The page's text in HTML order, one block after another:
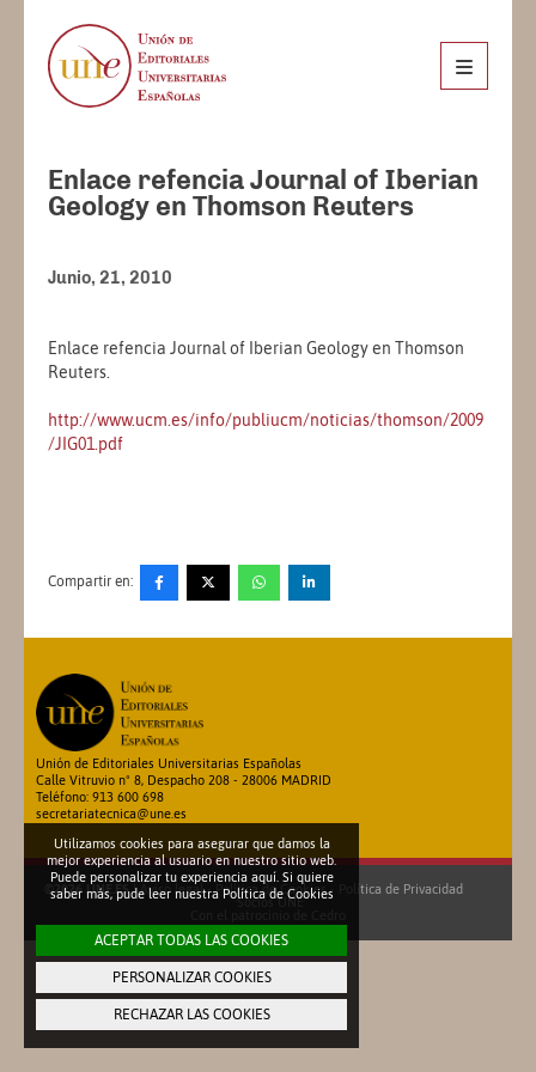
Enlace refencia Journal of Iberian
Geology en Thomson Reuters
Junio, 21, 2010
Enlace refencia Journal of Iberian Geology en Thomson
Reuters.
http://www.ucm.es/info/publiucm/noticias/thomson/2009
/JIG01.pdf
Compartir en:
Unión de Editoriales Universitarias Españolas
Calle Vitruvio nº 8, Despacho 208 - 28006 MADRID
Teléfono: 913 600 698
secretariatecnica@une.es
©2026 UNE.ES|Aviso legal-Política de Cookies-
Política de Privacidad
Socios UNE
Utilizamos cookies para asegurar que damos la
mejor experiencia al usuario en nuestro sitio web.
Puede personalizar tu experiencia aquí. Si quiere
saber más, pude leer nuestra Política de Cookies
ACEPTAR TODAS LAS COOKIES
PERSONALIZAR COOKIES
RECHAZAR LAS COOKIES